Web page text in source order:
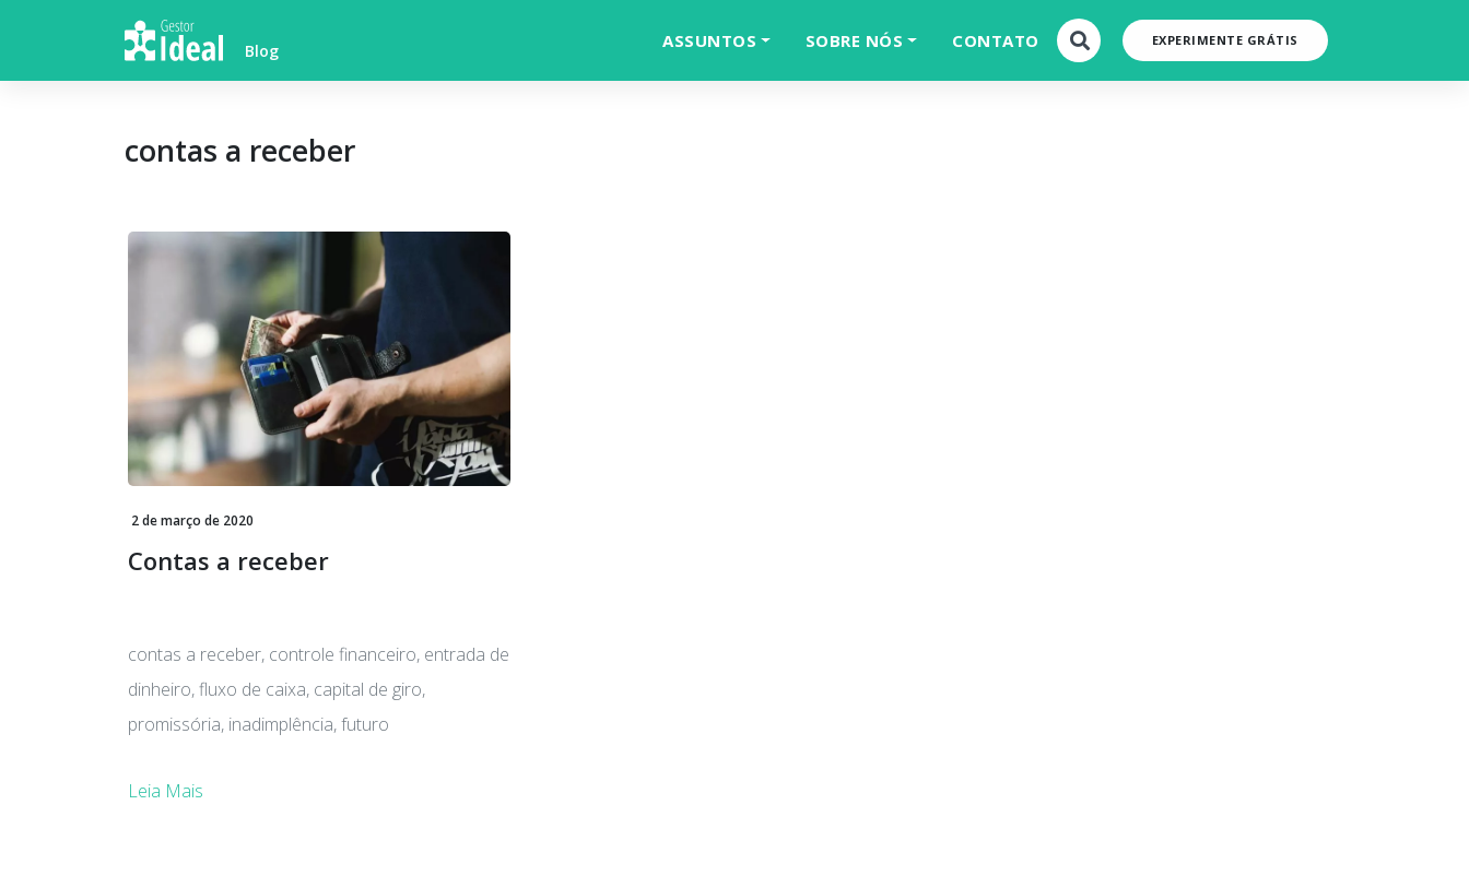
content
Blog ASSUNTOS SOBRE NÓS CONTATO EXPERIMENTE GRÁTIS
contas a receber
2 de março de 2020
Contas a receber
contas a receber, controle financeiro, entrada de
dinheiro, fluxo de caixa, capital de giro,
promissória, inadimplência, futuro
Leia Mais